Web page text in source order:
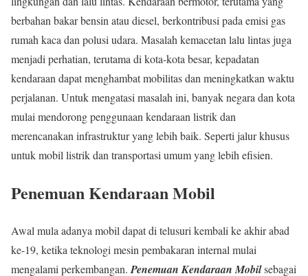
berbahan bakar bensin atau diesel, berkontribusi pada emisi gas
rumah kaca dan polusi udara. Masalah kemacetan lalu lintas juga
menjadi perhatian, terutama di kota-kota besar, kepadatan
kendaraan dapat menghambat mobilitas dan meningkatkan waktu
perjalanan. Untuk mengatasi masalah ini, banyak negara dan kota
mulai mendorong penggunaan kendaraan listrik dan
merencanakan infrastruktur yang lebih baik. Seperti jalur khusus
untuk mobil listrik dan transportasi umum yang lebih efisien.
Penemuan Kendaraan Mobil
Awal mula adanya mobil dapat di telusuri kembali ke akhir abad
ke-19, ketika teknologi mesin pembakaran internal mulai
mengalami perkembangan. Penemuan Kendaraan Mobilsebagai